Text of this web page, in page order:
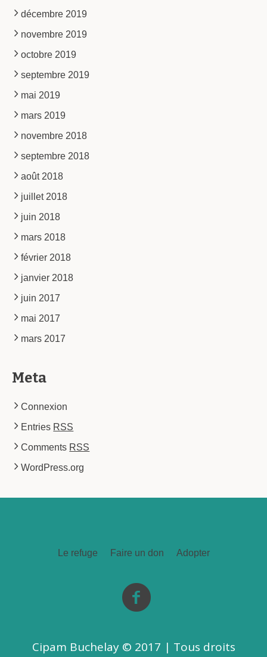
décembre 2019
novembre 2019
octobre 2019
septembre 2019
mai 2019
mars 2019
novembre 2018
septembre 2018
août 2018
juillet 2018
juin 2018
mars 2018
février 2018
janvier 2018
juin 2017
mai 2017
mars 2017
Meta
Connexion
Entries RSS
Comments RSS
WordPress.org
Le refuge Faire un don Adopter
Cipam Buchelay © 2017 | Tous droits